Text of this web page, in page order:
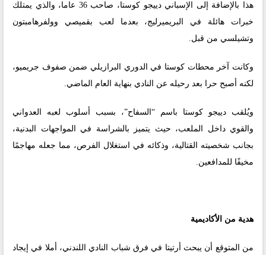
هذا بالإضافة إلى الإسباني دييجو كوستا، صاحب 36 عاما، والذي يمتلك
خبرات هائلة في البريميرليج، بعدما لعب بقميصي وولفرهامبتون
وتشيلسي من قبل.
وكانت آخر محطات كوستا في الدوري البرازيلي ضمن صفوف جريميو،
لكنه أصبح حرا بعد رحيله عن النادي بنهاية العام الماضي.
ويُلقب دييجو كوستا باسم “السفاح”، بسبب أسلوب لعبه العدواني
والقوي داخل الملعب، حيث يتميز بالشراسة في المواجهات البدنية،
بجانب شخصيته القتالية، وذكائه في استغلال الفرص، مما جعله مهاجمًا
مخيفًا للمدافعين.
هدية من الأكاديمية
من المتوقع أن يبحث أرتيتا في فرق شباب النادي اللندني، أملا في إيجاد